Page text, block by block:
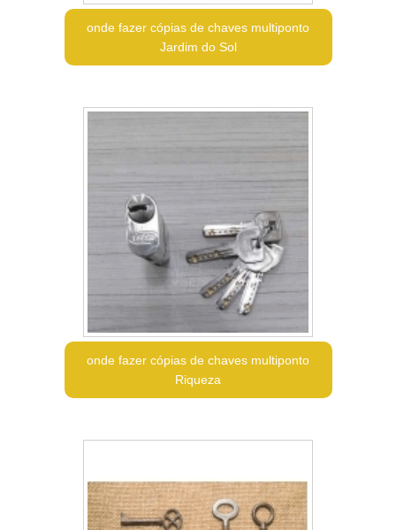
onde fazer cópias de chaves multiponto
Jardim do Sol
onde fazer cópias de chaves multiponto
Riqueza